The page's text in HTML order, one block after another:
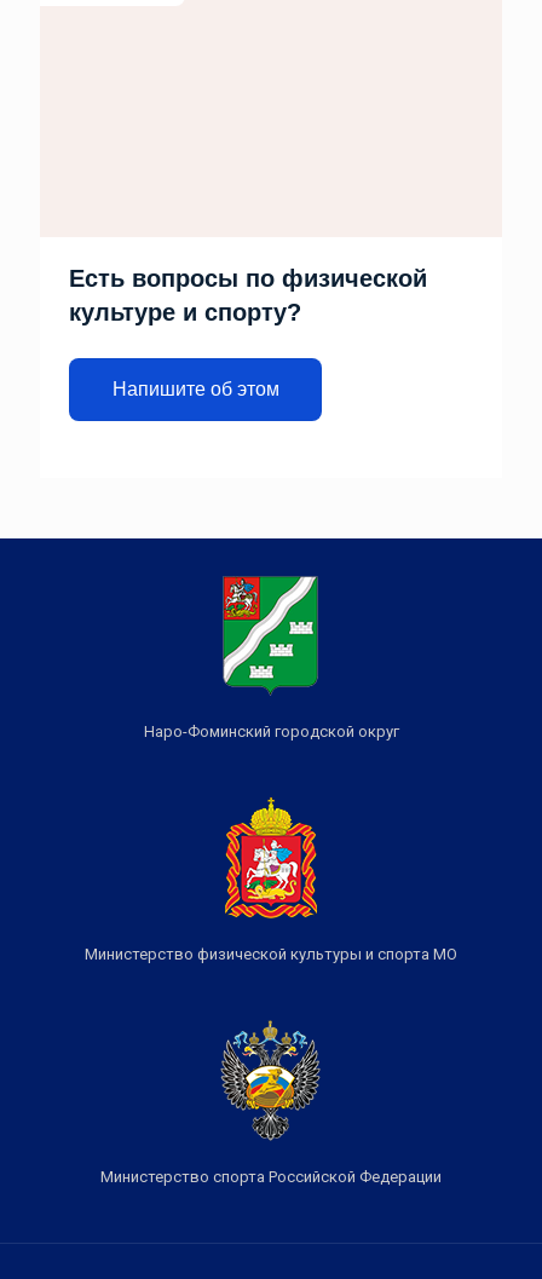
Есть вопросы по физической
культуре и спорту?
Напишите об этом
Наро-Фоминский городской округ
Министерство физической культуры и спорта МО
Министерство спорта Российской Федерации